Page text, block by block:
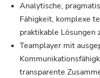
Analytische,
Fähigkeit, komplexe
praktikable Lösungen
Teamplayer mit
transparente